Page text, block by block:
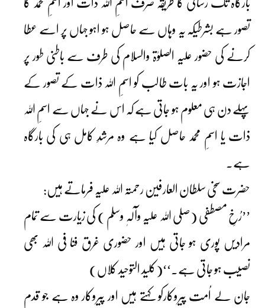
بارگاہ تک رسائی کا طریقہ صرف اسمِ اللہ ذات اور اسمِ محمد کا
تصور ہے بشرطیکہ یہ وہاں سے حاصل ہو اہو جہاں پر اسے عطا
کرنے کی حضور علیہ الصلوٰۃ والسلام کی طرف سے باطنی طور پر
اجازت ہو اور یہ بات طالب کو اسمِ اللہ ذات کے تصور کے
پہلے دن ہی معلوم ہو جاتی ہے کہ اس نے جہاں سے اسمِ اللہ
ذات یا اسمِ محمد حاصل کیا ہے وہ مرشدِ کامل ہی کی بارگاہ
ہے۔
حضرت سخی سلطان العارفین رحمتہ اللہ علیہ فرماتے ہیں:
’’رُخِ مصطفی (صلی اللہ علیہ وآلہٖ وسلم ) کی زیارت سے تمام
مرادیں پوری ہو جاتی ہیں اور حضوری غرق فنا فی اللہ بھی
نصیب ہو جاتی ہے۔‘‘(کلید التوحید کلاں)
جان لے اُمت پیروکارکو کہتے ہیں اور پیروکار وہ ہے جو قدم